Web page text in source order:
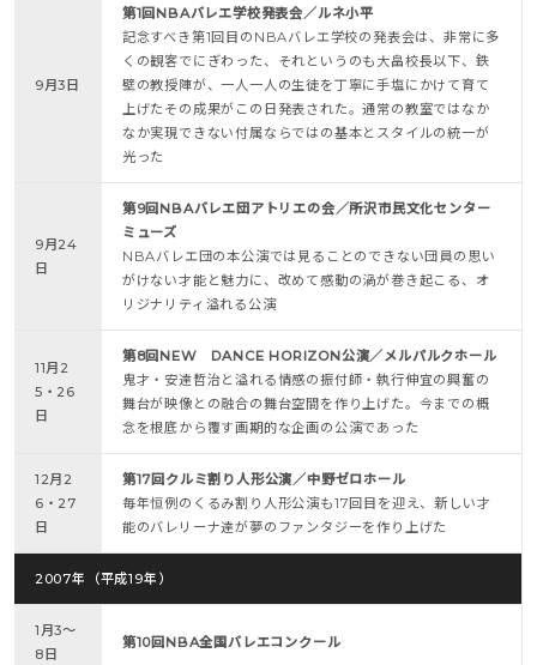
9月3日
第1回NBAバレエ学校発表会／ルネ小平
記念すべき第1回目のNBAバレエ学校の発表会は、非常に多
くの観客でにぎわった、それというのも大畠校長以下、鉄
壁の教授陣が、一人一人の生徒を丁寧に手塩にかけて育て
上げたその成果がこの日発表された。通常の教室ではなか
なか実現できない付属ならではの基本とスタイルの統一が
光った
9月24
日
第9回NBAバレエ団アトリエの会／所沢市民文化センター
ミューズ
NBAバレエ団の本公演では見ることのできない団員の思い
がけない才能と魅力に、改めて感動の渦が巻き起こる、オ
リジナリティ溢れる公演
11月2
5・26
日
第8回NEW DANCE HORIZON公演／メルパルクホール
鬼才・安達哲治と溢れる情感の振付師・執行伸宜の興奮の
舞台が映像との融合の舞台空間を作り上げた。今までの概
念を根底から覆す画期的な企画の公演であった
12月2
6・27
日
第17回クルミ割り人形公演／中野ゼロホール
毎年恒例のくるみ割り人形公演も17回目を迎え、新しい才
能のバレリーナ達が夢のファンタジーを作り上げた
2007年（平成19年）
1月3～
8日
第10回NBA全国バレエコンクール